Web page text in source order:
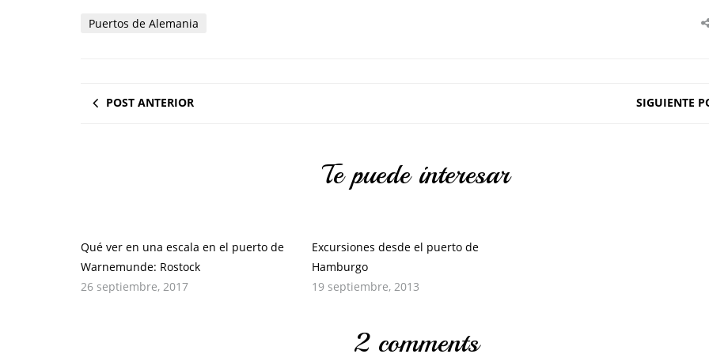
Puertos de Alemania
POST ANTERIOR SIGUIENTE
Te puede interesar
Qué ver en una escala en el puerto de
Warnemunde: Rostock
26 septiembre, 2017
Excursiones desde el puerto de
Hamburgo
19 septiembre, 2013
2 comments